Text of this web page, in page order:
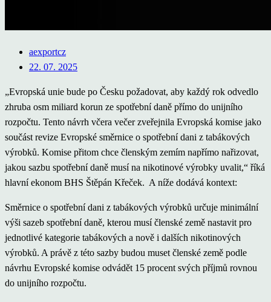
aexportcz
22. 07. 2025
„Evropská unie bude po Česku požadovat, aby každý rok odvedlo
zhruba osm miliard korun ze spotřební daně přímo do unijního
rozpočtu. Tento návrh včera večer zveřejnila Evropská komise jako
součást revize Evropské směrnice o spotřební dani z tabákových
výrobků. Komise přitom chce členským zemím napřímo nařizovat,
jakou sazbu spotřební daně musí na nikotinové výrobky uvalit,“ říká
hlavní ekonom BHS Štěpán Křeček. A níže dodává kontext:
Směrnice o spotřební dani z tabákových výrobků určuje minimální
výši sazeb spotřební daně, kterou musí členské země nastavit pro
jednotlivé kategorie tabákových a nově i dalších nikotinových
výrobků. A právě z této sazby budou muset členské země podle
návrhu Evropské komise odvádět 15 procent svých příjmů rovnou
do unijního rozpočtu.